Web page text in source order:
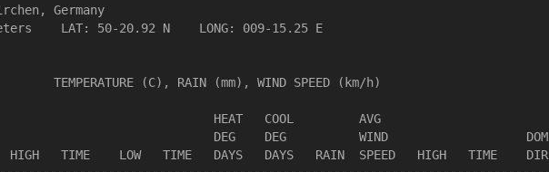
Germany
LAT: 50-20.92 N    LONG: 009-15.25 E
TEMPERATURE (C), RAIN (mm), WIND SPEED (km/h)
HEAT   COOL         AVG
DEG    DEG          WIND                   DOM
HIGH   TIME    LOW   TIME   DAYS   DAYS   RAIN  SPEED   HIGH   TIME    DIR